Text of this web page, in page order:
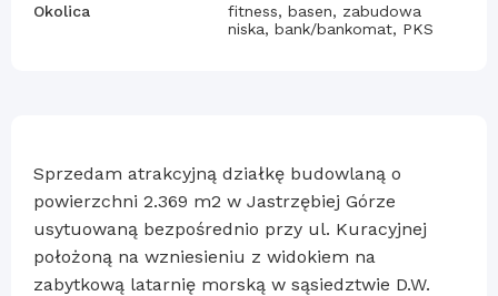
Okolica
fitness, basen, zabudowa
niska, bank/bankomat, PKS
Sprzedam atrakcyjną działkę budowlaną o
powierzchni 2.369 m2 w Jastrzębiej Górze
usytuowaną bezpośrednio przy ul. Kuracyjnej
położoną na wzniesieniu z widokiem na
zabytkową latarnię morską w sąsiedztwie D.W.